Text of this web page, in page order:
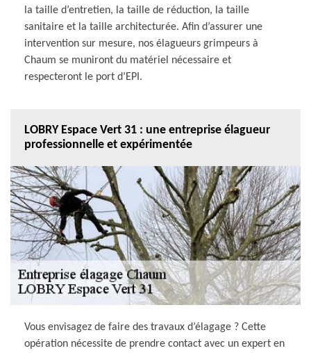
la taille d’entretien, la taille de réduction, la taille
sanitaire et la taille architecturée. Afin d’assurer une
intervention sur mesure, nos élagueurs grimpeurs à
Chaum se muniront du matériel nécessaire et
respecteront le port d’EPI.
LOBRY Espace Vert 31 : une entreprise élagueur
professionnelle et expérimentée
Vous envisagez de faire des travaux d’élagage ? Cette
opération nécessite de prendre contact avec un expert en